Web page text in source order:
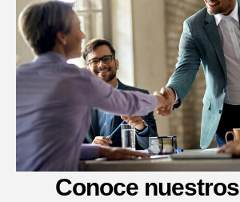
Conoce nuestros